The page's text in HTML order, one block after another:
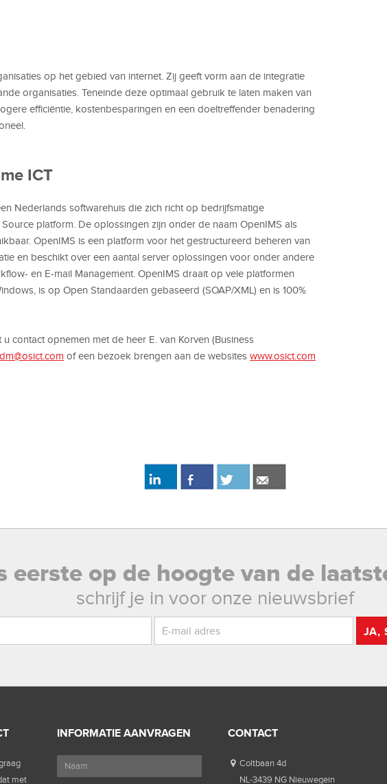
op het gebied van internet. Zij geeft vorm aan de integratie
organisaties. Teneinde deze optimaal gebruik te laten maken van
efficiëntie, kostenbesparingen en een doeltreffender benadering
ICT
Nederlands softwarehuis die zich richt op bedrijfsmatige
platform. De oplossingen zijn onder de naam OpenIMS als
OpenIMS is een platform voor het gestructureerd beheren van
en beschikt over een aantal server oplossingen voor onder andere
en E-mail Management. OpenIMS draait op vele platformen
is op Open Standaarden gebaseerd (SOAP/XML) en is 100%
contact opnemen met de heer E. van Korven (Business
of een bezoek brengen aan de websites www.osict.com
eerste op de hoogte van de
schrijf je in voor onze nieuwsbrief
JA,
met
INFORMATIE AANVRAGEN CONTACT
Coltbaan 4d
NL-3439 NG Nieuwegein